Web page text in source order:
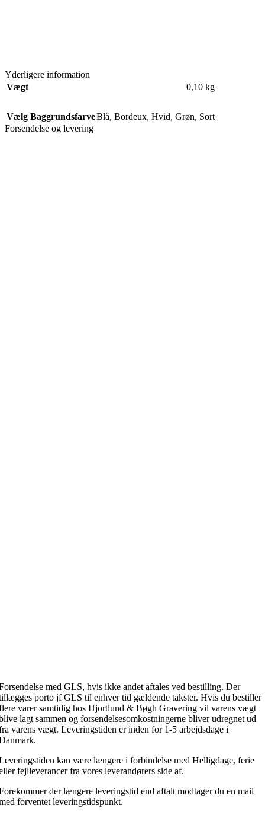
Yderligere information
Vægt
0,10 kg
Vælg BaggrundsfarveBlå, Bordeux, Hvid, Grøn, Sort
Forsendelse og levering
med GLS, hvis ikke andet aftales ved bestilling. Der
porto jf GLS til enhver tid gældende takster. Hvis du bestiller
varer samtidig hos Hjortlund & Bøgh Gravering vil varens vægt
lagt sammen og forsendelsesomkostningerne bliver udregnet ud
varens vægt. Leveringstiden er inden for 1-5 arbejdsdage i
kan være længere i forbindelse med Helligdage, ferie
fejlleverancer fra vores leverandørers side af.
der længere leveringstid end aftalt modtager du en mail
forventet leveringstidspunkt.